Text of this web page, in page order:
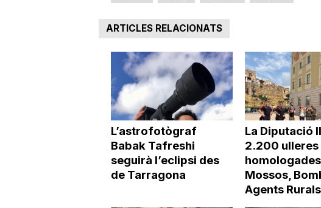
ARTICLES RELACIONATS
L’astrofotògraf
Babak Tafreshi
seguirà l’eclipsi des
de Tarragona
La Diputació
2.200 ulleres
Mossos,
Agents Rurals